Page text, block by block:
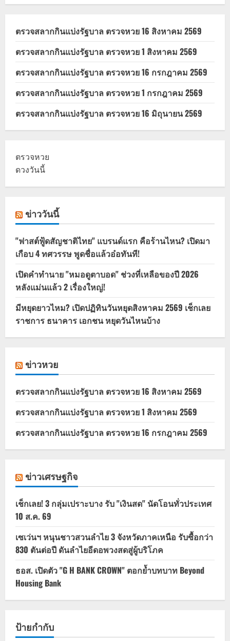
ไร
ตรวจ
แม่นยำ
ตรวจสลากกินแบ่งรัฐบาล ตรวจหวย 16 สิงหาคม 2569
ตรวจสลากกินแบ่งรัฐบาล ตรวจหวย 1 สิงหาคม 2569
ตรวจสลากกินแบ่งรัฐบาล ตรวจหวย 16 กรกฎาคม 2569
ตรวจสลากกินแบ่งรัฐบาล ตรวจหวย 1 กรกฎาคม 2569
ตรวจสลากกินแบ่งรัฐบาล ตรวจหวย 16 มิถุนายน 2569
ตรวจหวย
ดวงวันนี้
ข่าววันนี้
"ฟาสต์ฟู้ดสัญชาติไทย" แบรนด์แรก คือร้านไหน? เปิดมา
เกือบ 4 ทศวรรษ พูดชื่อแล้วอ๋อทันที!
เปิดคำทำนาย "หมอดูตาบอด" ช่วงที่เหลือของปี 2026
หลังแม่นแล้ว 2 เรื่องใหญ่!
มีหยุดยาวไหม? เปิดปฏิทินวันหยุดสิงหาคม 2569 เช็กเลย
ราชการ ธนาคาร เอกชน หยุดวันไหนบ้าง
ข่าวหวย
ตรวจสลากกินแบ่งรัฐบาล ตรวจหวย 16 สิงหาคม 2569
ตรวจสลากกินแบ่งรัฐบาล ตรวจหวย 1 สิงหาคม 2569
ตรวจสลากกินแบ่งรัฐบาล ตรวจหวย 16 กรกฎาคม 2569
ข่าวเศรษฐกิจ
เช็กเลย! 3 กลุ่มเปราะบาง รับ "เงินสด" นัดโอนทั่วประเทศ
10 ส.ค. 69
เซเว่นฯ หนุนชาวสวนลำไย 3 จังหวัดภาคเหนือ รับซื้อกว่า
830 ตันต่อปี ดันลำไยอีดอพวงสดสู่ผู้บริโภค
ธอส. เปิดตัว "G H BANK CROWN" ตอกย้ำบทบาท Beyond
Housing Bank
ป้ายกำกับ